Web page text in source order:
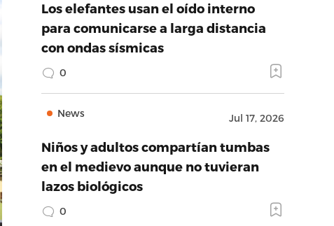
Los elefantes usan el oído interno
para comunicarse a larga distancia
con ondas sísmicas
0
News Jul 17, 2026
Niños y adultos compartían tumbas
en el medievo aunque no tuvieran
lazos biológicos
0